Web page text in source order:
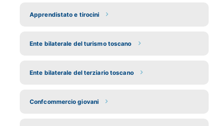
Apprendistato e tirocini
Ente bilaterale del turismo toscano
Ente bilaterale del terziario toscano
Confcommercio giovani